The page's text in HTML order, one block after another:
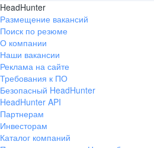
HeadHunter
Размещение вакансий
Поиск по резюме
О компании
Наши вакансии
Реклама на сайте
Требования к ПО
Безопасный HeadHunter
HeadHunter API
Партнерам
Инвесторам
Каталог компаний